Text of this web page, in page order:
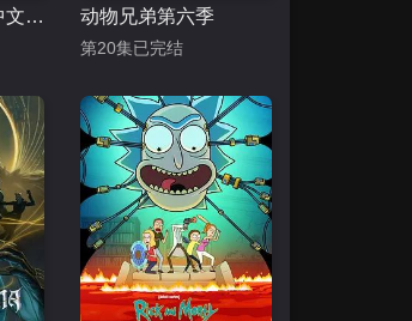
动物兄弟第七季中文配音 动物兄弟第六季
第20集已完结